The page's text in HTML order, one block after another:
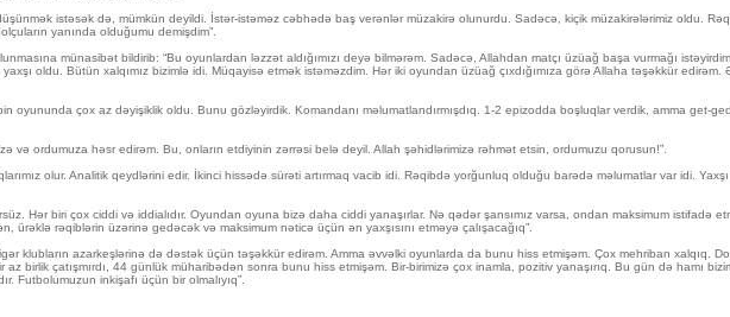
istəsək də, mümkün deyildi. İstər-istəməz cəbhədə baş verənlər müzakirə olunurdu. Sadəcə, kiçik müzakirələrimiz oldu.
yanında olduğumu demişdim”.
münasibət bildirib: “Bu oyunlardan ləzzət aldığımızı deyə bilmərəm. Sadəcə, Allahdan matçı üzüağ başa vurmağı
oldu. Bütün xalqımız bizimlə idi. Müqayisə etmək istəməzdim. Hər iki oyundan üzüağ çıxdığımıza görə Allaha təşəkkür
oyununda çox az dəyişiklik oldu. Bunu gözləyirdik. Komandanı məlumatlandırmışdıq. 1-2 epizodda boşluqlar verdik, amma get-
və ordumuza həsr edirəm. Bu, onların etdiyinin zərrəsi belə deyil. Allah şəhidlərimizə rəhmət etsin, ordumuzu qorusun!”.
olur. Analitik qeydlərini edir. İkinci hissədə sürəti artırmaq vacib idi. Rəqibdə yorğunluq olduğu barədə məlumatlar var idi.
Hər biri çox ciddi və iddialıdır. Oyundan oyuna bizə daha ciddi yanaşırlar. Nə qədər şansımız varsa, ondan maksimum istifadə
ürəklə rəqiblərin üzərinə gedəcək və maksimum nəticə üçün ən yaxşısını etməyə çalışacağıq”.
klubların azarkeşlərinə də dəstək üçün təşəkkür edirəm. Amma əvvəlki oyunlarda da bunu hiss etmişəm. Çox mehriban xalqıq.
birlik çatışmırdı, 44 günlük müharibədən sonra bunu hiss etmişəm. Bir-birimizə çox inamla, pozitiv yanaşırıq. Bu gün də hamı
Futbolumuzun inkişafı üçün bir olmalıyıq”.